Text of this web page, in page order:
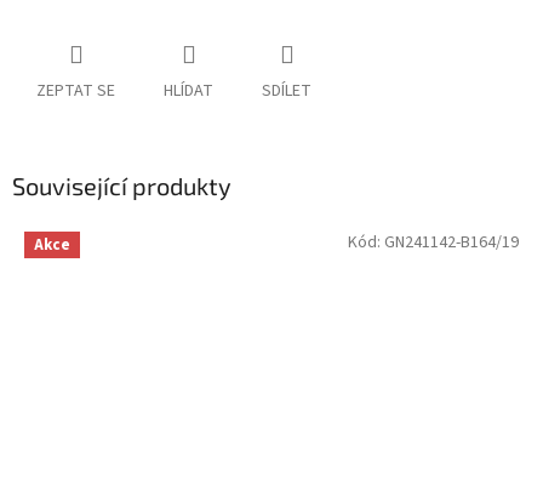
ZEPTAT SE HLÍDAT SDÍLET
Související produkty
Akce Kód: GN241142-B164/19